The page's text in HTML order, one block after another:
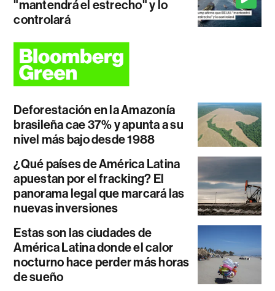
"mantendrá el estrecho" y lo
controlará
Deforestación en la Amazonía
brasileña cae 37% y apunta a su
nivel más bajo desde 1988
¿Qué países de América Latina
apuestan por el fracking? El
panorama legal que marcará las
nuevas inversiones
Estas son las ciudades de
América Latina donde el calor
nocturno hace perder más horas
de sueño